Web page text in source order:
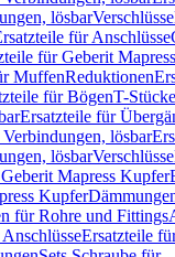
lösbarVerschlüsse
für Anschlüsse
für Geberit
MuffenReduktionen
für BögenT-Stücke
Ersatzteile für
lösbar
lösbarVerschlüsse
Mapress Kupfer
Kupfer
für Rohre und Fittings
Ersatzteile